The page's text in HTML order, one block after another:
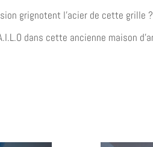
grignotent l’acier de cette grille ?
dans cette ancienne maison